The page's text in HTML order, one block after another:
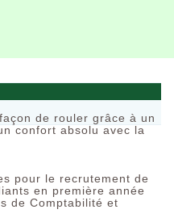
de rouler grâce à un
confort absolu avec la
pour le recrutement de
en première année
de Comptabilité et